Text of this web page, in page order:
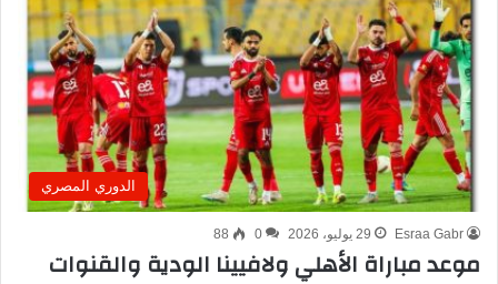
الدوري المصري
Esraa Gabr 29 يوليو، 2026 0
88
موعد مباراة الأهلي ولافيينا الودية والقنوات